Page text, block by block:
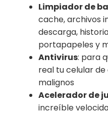
Limpiador de
cache, archivos
descarga,
portapapeles y
Antivirus: para
real tu celular
malignos
Acelerador de
increíble